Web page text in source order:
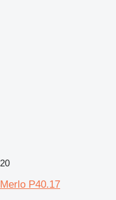
20
Merlo P40.17